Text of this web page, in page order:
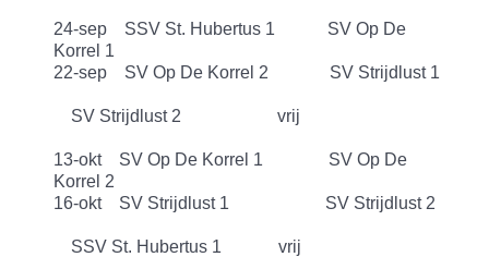
24-sep SSV St. Hubertus 1 SV Op De
Korrel 1
22-sep SV Op De Korrel 2 SV Strijdlust 1
SV Strijdlust 2 vrij
13-okt SV Op De Korrel 1 SV Op De
Korrel 2
16-okt SV Strijdlust 1 SV Strijdlust 2
SSV St. Hubertus 1 vrij